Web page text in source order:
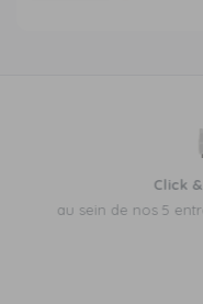
Click
au sein de nos 5